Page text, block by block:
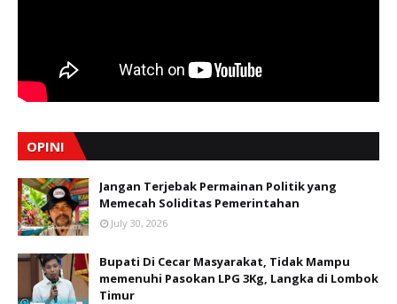
OPINI
Jangan Terjebak Permainan Politik yang
Memecah Soliditas Pemerintahan
July 30, 2026
Bupati Di Cecar Masyarakat, Tidak Mampu
memenuhi Pasokan LPG 3Kg, Langka di Lombok
Timur